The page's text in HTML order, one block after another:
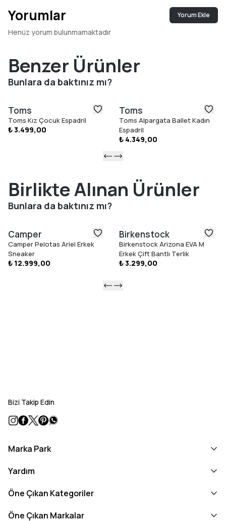
Kauçuk dış taban
%26 çevre dostu içerik (%15 hibrit malzeme, %6 bio-yağ, %5
iç taban ile artırılmış konfor ve nefes alabilirlik
Kolay giyim için yapılandırılmamış topuk
Vegan
TOMS’tan yaptığınız her alışveriş, çocukların eğitimi, sağlığı ve
refahını destekler. Böylece dünya genelindeki çocuklara daha
iyi bir gelecek armağan etmiş olursunuz.
TOMS ayakkabılar tam kalıptır ve yalnızca standart (orta)
genişlikte sunulur. Normalde hangi numarayı giyiyorsanız, o
bedeni sipariş etmenizi öneririz. Eğer iki numara arasında
tercih etmenizi tavsiye ederiz.
Yorumlar Yorum Ekle
Henüz yorum bulunmamaktadır
Benzer Ürünler
Bunlara da baktınız mı?
Toms
Toms Kız Çocuk Espadril
₺ 3.499,00
Toms
Toms Alpargata Ballet Kadın
Espadril
₺ 4.349,00
Birlikte Alınan Ürünler
Bunlara da baktınız mı?
Camper
Camper Pelotas Ariel Erkek
Sneaker
₺ 12.999,00
Birkenstock
Birkenstock Arizona EVA M
Erkek Çift Bantlı Terlik
₺ 3.299,00
Bizi Takip Edin
Marka Park
Yardım
Öne Çıkan Kategoriler
Öne Çıkan Markalar